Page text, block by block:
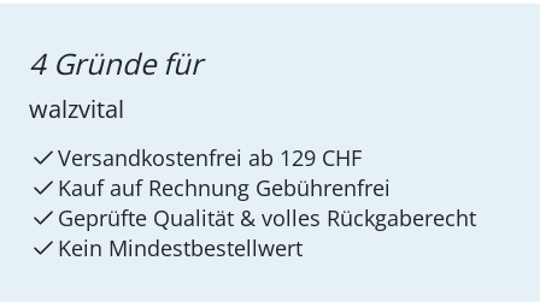
4 Gründe für
walzvital
Versandkostenfrei ab 129 CHF
Kauf auf Rechnung Gebührenfrei
Geprüfte Qualität & volles Rückgaberecht
Kein Mindest­bestellwert